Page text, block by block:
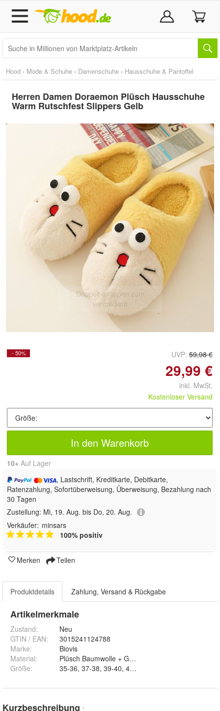
Hood › Mode & Schuhe › Damenschuhe › Hausschuhe & Pantoffel
Herren Damen Doraemon Plüsch Hausschuhe
Warm Rutschfest Slippers Gelb
Doppelt antippen zum
vergrößern
- 50% UVP: 59,98 €
29,99 €
inkl. MwSt.
Kostenloser Versand
In den Warenkorb
10+ Auf Lager
, Lastschrift, Kreditkarte, Debitkarte,
Ratenzahlung, Sofortüberweisung, Überweisung, Bezahlung nach
30 Tagen
Zustellung: Mi, 19. Aug. bis Do, 20. Aug.
Verkäufer: minsars
100% positiv
Merken Teilen
Produktdetails Zahlung, Versand & Rückgabe
Artikelmerkmale
Zustand:
Neu
GTIN / EAN:
3015241124788
Marke:
Biovis
Material:
Plüsch Baumwolle + Gummi
Größe:
Kurzbeschreibung *